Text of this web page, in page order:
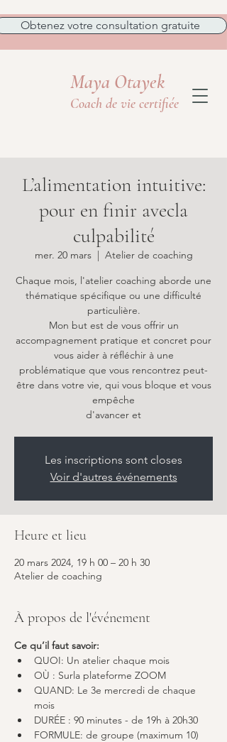
Maya Otayek
Coach de vie certifiée
Obtenez votre consultation gratuite
L’alimentation intuitive:
pour en finir avecla
culpabilité
mer. 20 mars
  |
Atelier de coaching
Chaque mois, l'atelier coaching aborde une
thématique spécifique ou une difficulté
particulière.
Mon but est de vous offrir un
accompagnement pratique et concret pour
vous aider à réfléchir à une
problématique que vous rencontrez peut-
être dans votre vie, qui vous bloque et vous
empêche
d'avancer et
Les inscriptions sont closes
Voir d'autres événements
Heure et lieu
20 mars 2024, 19 h 00 – 20 h 30
Atelier de coaching
À propos de l'événement
Ce qu’il faut savoir:
QUOI: Un atelier chaque mois
OÙ : Surla plateforme ZOOM
QUAND: Le 3e mercredi de chaque
mois
DURÉE : 90 minutes - de 19h à 20h30
FORMULE: de groupe (maximum 10)